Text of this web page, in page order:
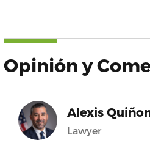
Opinión y
Alexis
Lawyer